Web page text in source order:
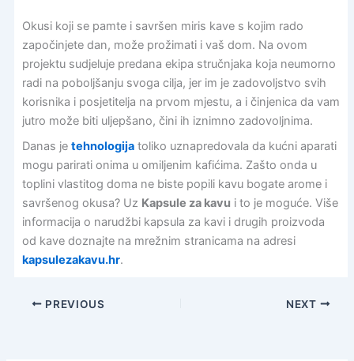
Okusi koji se pamte i savršen miris kave s kojim rado
započinjete dan, može prožimati i vaš dom. Na ovom
projektu sudjeluje predana ekipa stručnjaka koja neumorno
radi na poboljšanju svoga cilja, jer im je zadovoljstvo svih
korisnika i posjetitelja na prvom mjestu, a i činjenica da vam
jutro može biti uljepšano, čini ih iznimno zadovoljnima.
Danas je tehnologijatoliko uznapredovala da kućni aparati
mogu parirati onima u omiljenim kafićima. Zašto onda u
toplini vlastitog doma ne biste popili kavu bogate arome i
savršenog okusa? Uz Kapsule za kavu i to je moguće. Više
informacija o narudžbi kapsula za kavi i drugih proizvoda
od kave doznajte na mrežnim stranicama na adresi
kapsulezakavu.hr.
PREVIOUS NEXT